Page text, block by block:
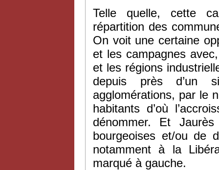
Telle quelle, cette
répartition des
On voit une certaine
et les campagnes
et les régions
depuis près d’un
agglomérations, par le
habitants d’où
dénommer. Et
bourgeoises et/ou de
notamment à la
marqué à gauche.